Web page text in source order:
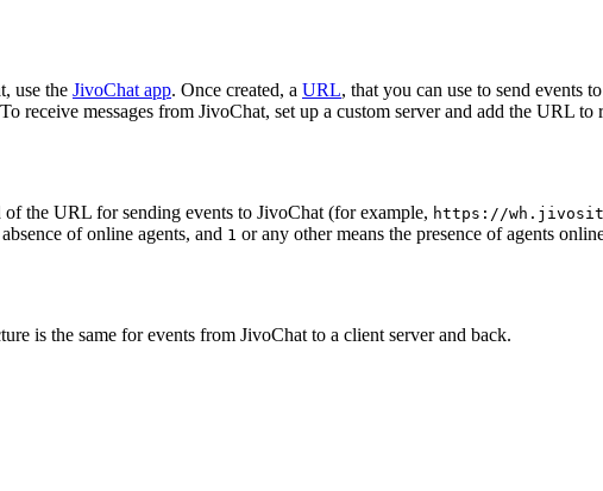
use the JivoChat app. Once created, a URL, that you can use to send events
receive messages from JivoChat, set up a custom server and add the URL
of the URL for sending events to JivoChat (for example, https://
of online agents, and 1 or any other means the presence of agents
is the same for events from JivoChat to a client server and back.